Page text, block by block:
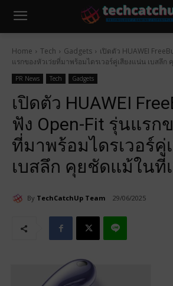
Home Tech Gadgets
เปิดตัว HUAWEI
แรกของหัวเว่ยที่มาพร้อมไดรเวอร์คู่เสียงแน่น เบสลึก
PR News Tech Gadgets
เปิดตัว HUAWEI
ฟัง Open-Fit รุ่นแรก
ที่มาพร้อมไดรเวอร์คู่
เบสลึก คุยชัดแม้ในที่
By TechCatchUp Team 29/06/2025